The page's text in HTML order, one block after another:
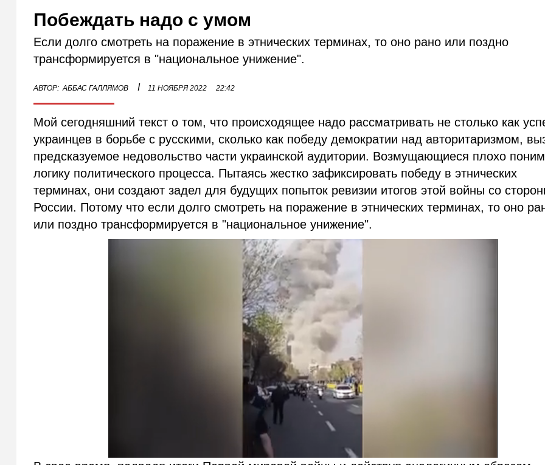
Побеждать надо с умом
Если долго смотреть на поражение в этнических терминах, то оно рано или поздно
трансформируется в "национальное унижение".
АВТОР: АББАС ГАЛЛЯМОВ I 11 НОЯБРЯ 2022 22:42
Мой сегодняшний текст о том, что происходящее надо рассматривать не столько как
украинцев в борьбе с русскими, сколько как победу демократии над авторитаризмом,
предсказуемое недовольство части украинской аудитории. Возмущающиеся плохо
логику политического процесса. Пытаясь жестко зафиксировать победу в этнических
терминах, они создают задел для будущих попыток ревизии итогов этой войны со
России. Потому что если долго смотреть на поражение в этнических терминах, то оно
или поздно трансформируется в "национальное унижение".